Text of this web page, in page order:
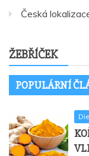
Česká
ŽEBŘÍČEK
POPULÁRNÍ